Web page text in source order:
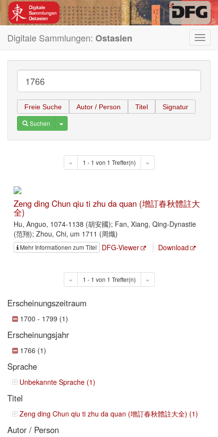
Digitale Sammlungen: Ostasien
Freie Suche Autor / Person Titel Signatur
Suchen Toggle Dropdown
« 1 - 1 von 1 Treffer(n) »
Zeng ding Chun qiu ti zhu da quan (增訂春秋體註大
全)
Hu, Anguo, 1074-1138 (胡安國); Fan, Xiang, Qing-Dynastie
(范翔); Zhou, Chi, um 1711 (周熾)
Mehr Informationen zum Titel DFG-Viewer Download
« 1 - 1 von 1 Treffer(n) »
Erscheinungszeitraum
1700 - 1799 (1)
Erscheinungsjahr
1766 (1)
Sprache
Unbekannte Sprache (1)
Titel
Zeng ding Chun qiu ti zhu da quan (增訂春秋體註大全) (1)
Autor / Person